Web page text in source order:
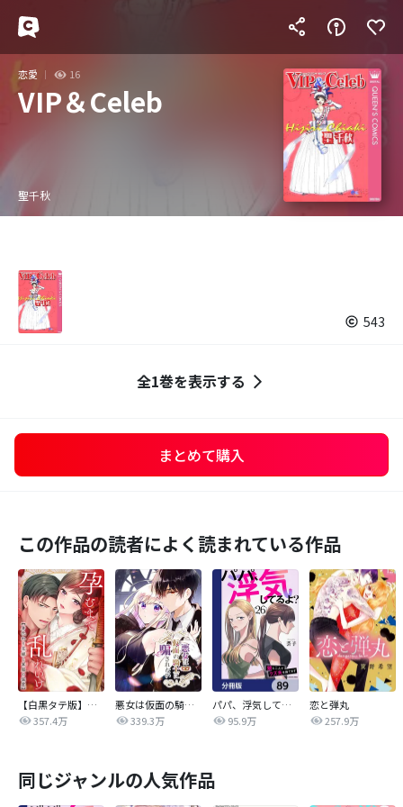
恋愛 16
VIP＆Celeb
聖千秋
543
全1巻を表示する
まとめて購入
この作品の読者によく読まれている作品
【白黒タテ版】孕むまで乱れいけ～身代わり花嫁と軍服の猛愛
357.4万
悪女は仮面の騎士に騙されない
339.3万
パパ、浮気してるよ？娘と二人でクズ夫を捨てます【分冊版】
95.9万
恋と弾丸
257.9万
同じジャンルの人気作品